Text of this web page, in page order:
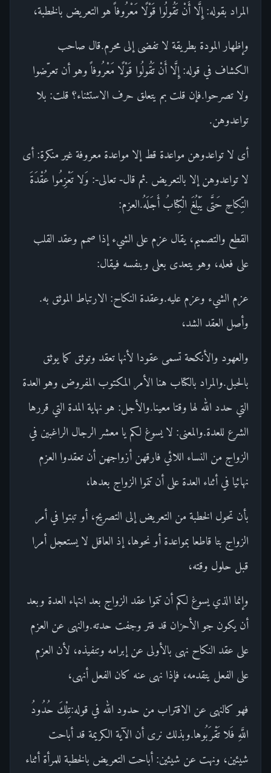
المراد بقوله: إِلَّا أَنْ تَقُولُوا قَوْلًا مَعْرُوفاً هو التعريض بالخطبة،
وإظهار المودة بطريقة لا تفضى إلى محرم.قال صاحب
الكشاف في قوله: إِلَّا أَنْ تَقُولُوا قَوْلًا مَعْرُوفاً وهو أن تعرّضوا
ولا تصرحوا.فإن قلت بم يتعلق حرف الاستثناء؟ قلت: بلا
تواعدوهن.
أى لا تواعدوهن مواعدة قط إلا مواعدة معروفة غير منكرة: أى
لا تواعدوهن إلا بالتعريض .ثم قال- تعالى-: وَلا تَعْزِمُوا عُقْدَةَ
النِّكاحِ حَتَّى يَبْلُغَ الْكِتابُ أَجَلَهُ.العزم:
القطع والتصميم، يقال عزم على الشيء إذا صمم وعقد القلب
على فعله، وهو يتعدى بعلى وبنفسه فيقال:
عزم الشيء وعزم عليه.وعقدة النكاح: الارتباط الموثق به.
وأصل العقد الشد،
والعهود والأنكحة تسمى عقودا لأنها تعقد وتوثق كما يوثق
بالحبل.والمراد بالكتاب هنا الأمر المكتوب المفروض وهو العدة
التي حدد الله لها وقتا معينا.والأجل: هو نهاية المدة التي قررها
الشرع للعدة.والمعنى: لا يسوغ لكم يا معشر الرجال الراغبين في
الزواج من النساء اللائي فارقهن أزواجهن أن تعقدوا العزم
نهائيا في أثناء العدة على أن تتموا الزواج بعدها،
بأن تحول الخطبة من التعريض إلى التصريح، أو تبتوا في أمر
الزواج بتا قاطعا بمواعدة أو نحوها، إذ العاقل لا يستعجل أمرا
قبل حلول وقته،
وإنما الذي يسوغ لكم أن تتموا عقد الزواج بعد انتهاء العدة وبعد
أن يكون جو الأحزان قد فتر وجفت حدته.والنهى عن العزم
على عقد النكاح نهى بالأولى عن إبرامه وتنفيذه، لأن العزم
على الفعل يتقدمه، فإذا نهى عنه كان الفعل أنهى،
فهو كالنهى عن الاقتراب من حدود الله في قوله:تِلْكَ حُدُودُ
اللَّهِ فَلا تَقْرَبُوها.وبذلك نرى أن الآية الكريمة قد أباحت
شيئين، ونهت عن شيئين: أباحت التعريض بالخطبة للمرأة أثناء